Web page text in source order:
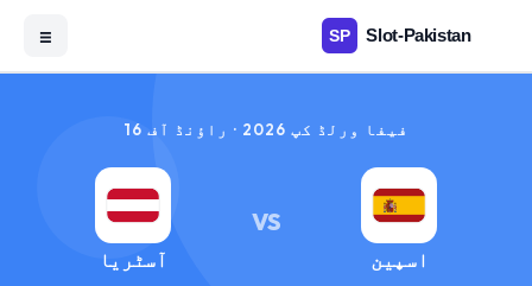
☰
فیفا ورلڈ کپ 2026 · راؤنڈ آف 16
اسپین
VS
آسٹریا